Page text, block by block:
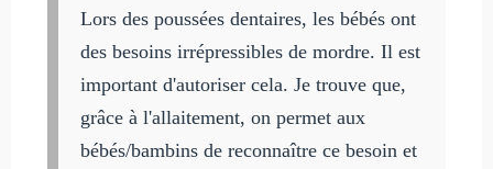
Lors des poussées dentaires, les bébés ont
des besoins irrépressibles de mordre. Il est
important d'autoriser cela. Je trouve que,
grâce à l'allaitement, on permet aux
bébés/bambins de reconnaître ce besoin et